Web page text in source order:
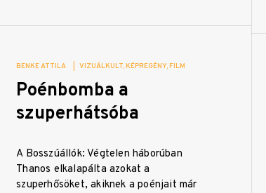
BENKE ATTILA VIZUÁLKULT KÉPREGÉNY FILM
Poénbomba a
szuperhátsóba
A Bosszúállók: Végtelen háborúban
Thanos elkalapálta azokat a
szuperhősöket, akiknek a poénjait már